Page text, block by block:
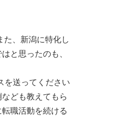
た、新潟に特化し
と思ったのも、
を送ってください
ども教えてもら
職活動を続ける